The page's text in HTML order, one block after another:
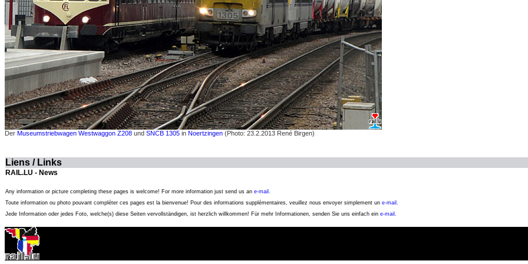
Der Museumstriebwagen Westwaggon Z208 und SNCB 1305 in Noertzingen (Photo: 23.2.2013 René Birgen)
Liens / Links
RAIL.LU - News
Any information or picture completing these pages is welcome! For more information just send us an e-mail.
Toute information ou photo pouvant compléter ces pages est la bienvenue! Pour des informations supplémentaires, veuillez nous envoyer simplement un e-mail.
Jede Information oder jedes Foto, welche(s) diese Seiten vervollständigen, ist herzlich willkommen! Für mehr Informationen, senden Sie uns einfach ein e-mail.